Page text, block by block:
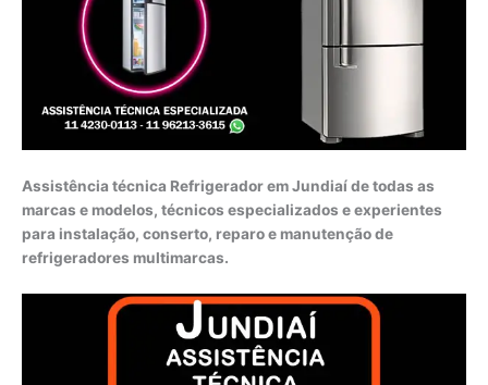
Assistência técnica Refrigerador em Jundiaí de todas as
marcas e modelos, técnicos especializados e experientes
para instalação, conserto, reparo e manutenção de
refrigeradores multimarcas.